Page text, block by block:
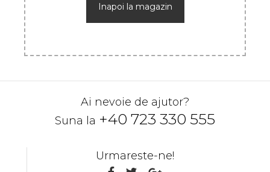
Inapoi la magazin
Ai nevoie de ajutor?
Suna la +40 723 330 555
Urmareste-ne!